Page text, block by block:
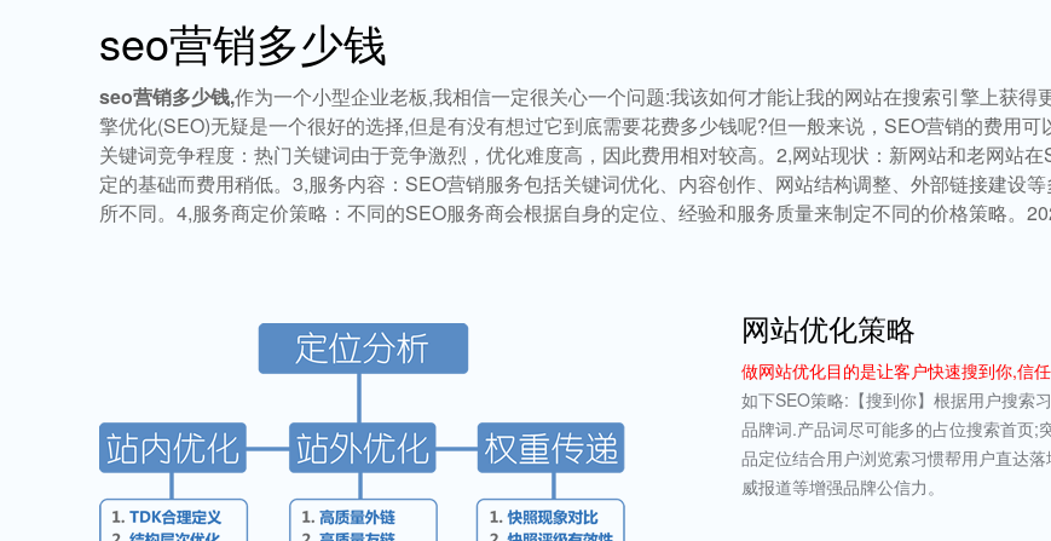
seo营销多少钱
seo营销多少钱,作为一个小型企业老板,我相信一定很关心一个问题:我该如何才能让我的网站在搜索引擎上获
擎优化(SEO)无疑是一个很好的选择,但是有没有想过它到底需要花费多少钱呢?但一般来说，SEO营销的费用
关键词竞争程度：热门关键词由于竞争激烈，优化难度高，因此费用相对较高。2,网站现状：新网站和老网站
定的基础而费用稍低。3,服务内容：SEO营销服务包括关键词优化、内容创作、网站结构调整、外部链接建设
所不同。4,服务商定价策略：不同的SEO服务商会根据自身的定位、经验和服务质量来制定不同的价格策略。
网站优化策略
做网站优化目的是让客户快速搜到你,信
如下SEO策略:【搜到你】根据用户搜索
品牌词.产品词尽可能多的占位搜索首页;
品定位结合用户浏览索习惯帮用户直达
威报道等增强品牌公信力。